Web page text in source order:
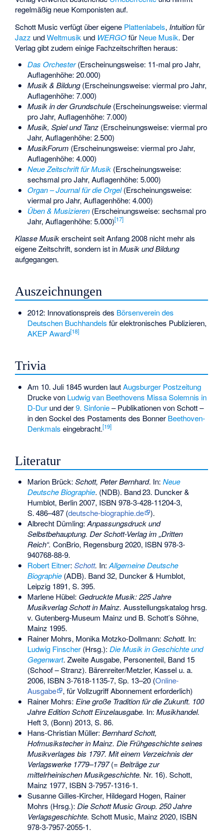
regelmäßig neue Komponisten auf.
Schott Music verfügt über eigene Plattenlabels, Intuitionfür
Jazz undWeltmusik und WERGOfür Neue Musik. Der
Verlag gibt zudem einige Fachzeitschriften heraus:
Das Orchester(Erscheinungsweise: 11-mal pro Jahr,
Auflagenhöhe: 20.000)
Musik & Bildung(Erscheinungsweise: viermal pro Jahr,
Auflagenhöhe: 7.000)
Musik in der Grundschule(Erscheinungsweise: viermal
pro Jahr, Auflagenhöhe: 7.000)
Musik, Spiel und Tanz(Erscheinungsweise: viermal pro
Jahr, Auflagenhöhe: 2.500)
MusikForum (Erscheinungsweise: viermal pro Jahr,
Auflagenhöhe: 4.000)
Neue Zeitschrift für Musik(Erscheinungsweise:
sechsmal pro Jahr, Auflagenhöhe: 5.000)
Organ – Journal für die Orgel(Erscheinungsweise:
viermal pro Jahr, Auflagenhöhe: 4.000)
Üben & Musizieren(Erscheinungsweise: sechsmal pro
Jahr, Auflagenhöhe: 5.000)[17]
Klasse Musikerscheint seit Anfang 2008 nicht mehr als
eigene Zeitschrift, sondern ist inMusik und Bildung
aufgegangen.
Auszeichnungen
2012: Innovationspreis des Börsenverein des
Deutschen Buchhandels für elektronisches Publizieren,
AKEP Award[18]
Trivia
Am 10. Juli 1845 wurden lautAugsburger Postzeitung
Drucke von Ludwig van Beethovens Missa Solemnis in
D-Durund der9. Sinfonie– Publikationen von Schott –
in den Sockel des Postaments des Bonner Beethoven-
Denkmals eingebracht.[19]
Literatur
Marion Brück: Schott, Peter Bernhard. In: Neue
Deutsche Biographie. (NDB). Band23. Duncker &
Humblot, Berlin 2007, ISBN 978-3-428-11204-3,
S.486–487(deutsche-biographie.de
).
Albrecht Dümling:Anpassungsdruck und
Selbstbehauptung. Der Schott-Verlag im „Dritten
Reich“. ConBrio, Regensburg 2020, ISBN 978-3-
940768-88-9.
Robert Eitner: Schott. In:Allgemeine Deutsche
Biographie(ADB). Band 32, Duncker & Humblot,
Leipzig 1891, S. 395.
Marlene Hübel: Gedruckte Musik: 225 Jahre
Musikverlag Schott in Mainz. Ausstellungskatalog hrsg.
v. Gutenberg-Museum Mainz und B. Schott’s Söhne,
Mainz 1995.
Rainer Mohrs, Monika Motzko-Dollmann: Schott. In:
Ludwig Finscher(Hrsg.): Die Musik in Geschichte und
Gegenwart. Zweite Ausgabe, Personenteil, Band 15
(Schoof – Stranz). Bärenreiter/Metzler, Kassel u. a.
2006, ISBN 3-7618-1135-7, Sp. 13–20 (Online-
Ausgabe
, für Vollzugriff Abonnement erforderlich)
Rainer Mohrs: Eine große Tradition für die Zukunft. 100
Jahre Edition Schott Einzelausgabe. In: Musikhandel.
Heft 3, (Bonn) 2013, S. 86.
Hans-Christian Müller: Bernhard Schott,
Hofmusikstecher in Mainz. Die Frühgeschichte seines
Musikverlages bis 1797. Mit einem Verzeichnis der
Verlagswerke 1779–1797(= Beiträge zur
mittelrheinischen Musikgeschichte. Nr. 16). Schott,
Mainz 1977, ISBN 3-7957-1316-1.
Susanne Gilles-Kircher, Hildegard Hogen, Rainer
Mohrs (Hrsg.): Die Schott Music Group. 250 Jahre
Verlagsgeschichte. Schott Music, Mainz 2020, ISBN
978-3-7957-2055-1.